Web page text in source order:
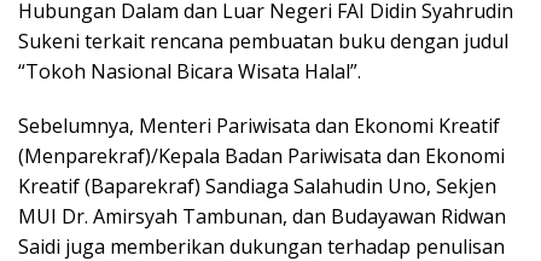
Hubungan Dalam dan Luar Negeri FAI Didin Syahrudin
Sukeni terkait rencana pembuatan buku dengan judul
“Tokoh Nasional Bicara Wisata Halal”.
Sebelumnya, Menteri Pariwisata dan Ekonomi Kreatif
(Menparekraf)/Kepala Badan Pariwisata dan Ekonomi
Kreatif (Baparekraf) Sandiaga Salahudin Uno, Sekjen
MUI Dr. Amirsyah Tambunan, dan Budayawan Ridwan
Saidi juga memberikan dukungan terhadap penulisan